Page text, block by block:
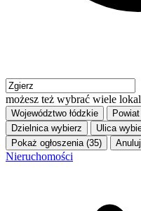
możesz też wybrać wiele
Województwo łódzkie Powiat
Dzielnica wybierz Ulica
Pokaż ogłoszenia (35)
Anuluj
Nieruchomości